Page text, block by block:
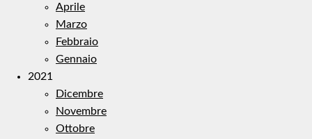
Aprile
Marzo
Febbraio
Gennaio
2021
Dicembre
Novembre
Ottobre